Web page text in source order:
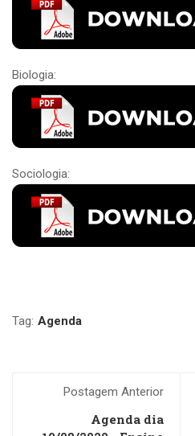
Biologia:
Sociologia:
Tag: Agenda
Postagem Anterior
Agenda dia